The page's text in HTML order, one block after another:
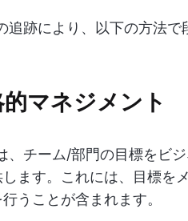
追跡により、以下の方法で
マネジメント
、チーム/部門の目標をビ
します。これには、目標を
うことが含まれます。